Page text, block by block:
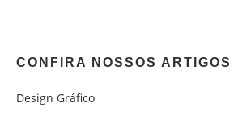
CONFIRA NOSSOS ARTIGOS
Design Gráfico